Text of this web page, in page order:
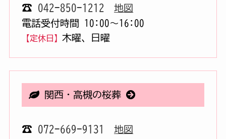
☎ 042-850-1212
地図
電話受付時間 10:00〜16:00
【定休日】 木曜、日曜
関西・高槻の桜葬
☎ 072-669-9131
地図